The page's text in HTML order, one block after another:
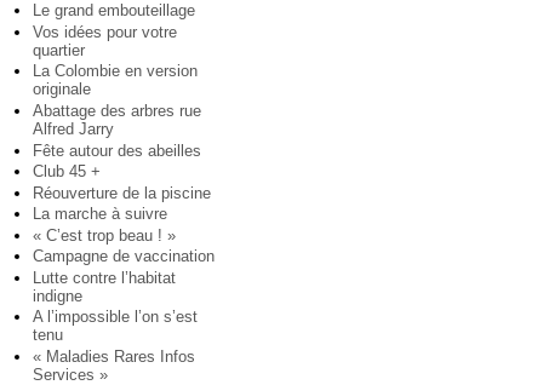
Le grand embouteillage
Vos idées pour votre
quartier
La Colombie en version
originale
Abattage des arbres rue
Alfred Jarry
Fête autour des abeilles
Club 45 +
Réouverture de la piscine
La marche à suivre
« C’est trop beau ! »
Campagne de vaccination
Lutte contre l’habitat
indigne
A l’impossible l’on s’est
tenu
« Maladies Rares Infos
Services »